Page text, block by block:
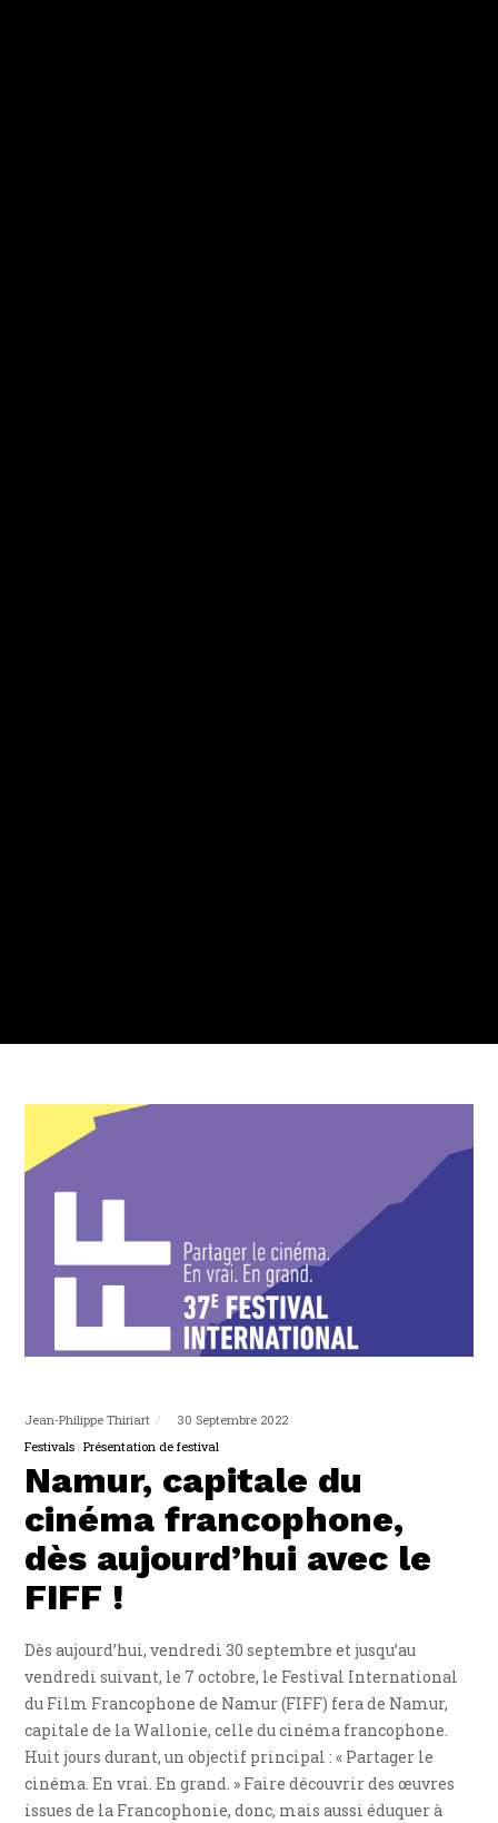
Jean-Philippe Thiriart
30 Septembre 2022
Festivals Présentation de festival
Namur, capitale du
cinéma francophone,
dès aujourd’hui avec le
FIFF !
Dès aujourd’hui, vendredi 30 septembre et jusqu’au
vendredi suivant, le 7 octobre, le Festival International
du Film Francophone de Namur (FIFF) fera de Namur,
capitale de la Wallonie, celle du cinéma francophone.
Huit jours durant, un objectif principal : « Partager le
cinéma. En vrai. En grand. » Faire découvrir des œuvres
issues de la Francophonie, donc, mais aussi éduquer à